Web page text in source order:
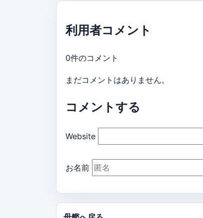
利用者コメント
0件のコメント
まだコメントはありません。
コメントする
Website
お名前